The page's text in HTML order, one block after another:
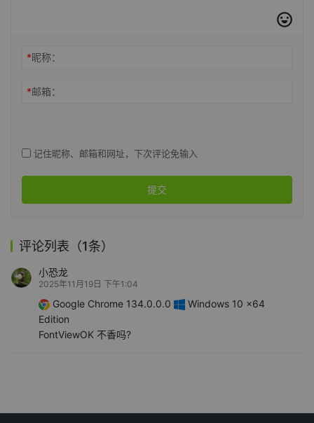
*昵称：
*邮箱：
记住昵称、邮箱和网址，下次评论免输入
提交
评论列表（1条）
小恐龙
2025年11月19日 下午1:04
Google Chrome 134.0.0.0
Windows 10 x64
Edition
FontViewOK 不香吗?